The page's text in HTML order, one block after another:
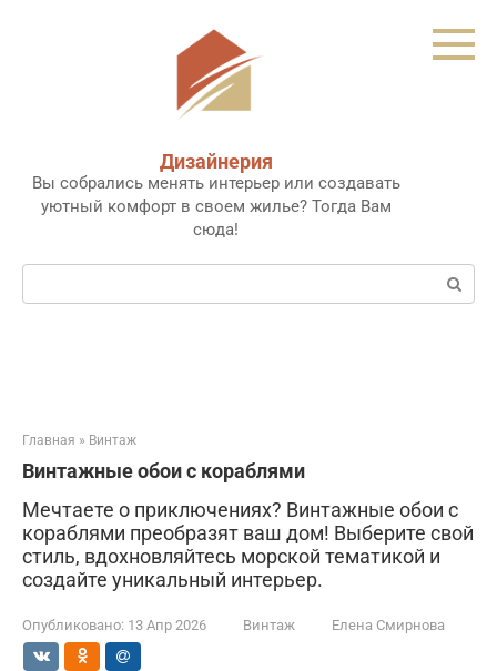
Дизайнерия
Вы собрались менять интерьер или создавать
уютный комфорт в своем жилье? Тогда Вам
сюда!
Поиск:
Главная » Винтаж
Винтажные обои с кораблями
Мечтаете о приключениях? Винтажные обои с
кораблями преобразят ваш дом! Выберите свой
стиль, вдохновляйтесь морской тематикой и
создайте уникальный интерьер.
Опубликовано: 13 Апр 2026 Винтаж Елена Смирнова